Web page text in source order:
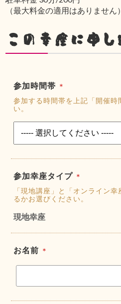
（最大料金の適用はありません）
この幸座に申し
参加時間帯 ＊
参加する時間帯を上記「開催時
い。
参加幸座タイプ ＊
「現地講座」と「オンライン
るかお選びください。
現地幸座
お名前 ＊